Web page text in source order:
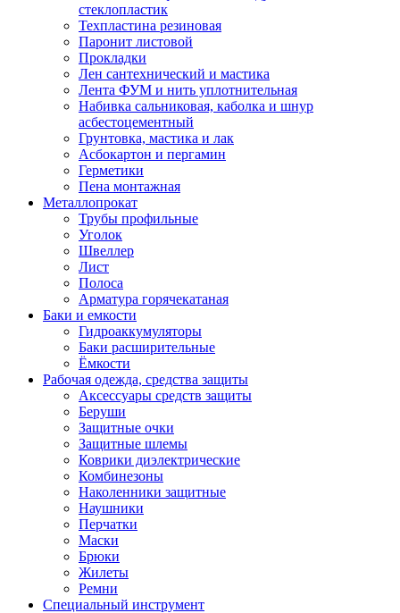
стеклопластик
Техпластина резиновая
Паронит листовой
Прокладки
Лен сантехнический и мастика
Лента ФУМ и нить уплотнительная
Набивка сальниковая, каболка и шнур
асбестоцементный
Грунтовка, мастика и лак
Асбокартон и пергамин
Герметики
Пена монтажная
Металлопрокат
Трубы профильные
Уголок
Швеллер
Лист
Полоса
Арматура горячекатаная
Баки и емкости
Гидроаккумуляторы
Баки расширительные
Ёмкости
Рабочая одежда, средства защиты
Аксессуары средств защиты
Беруши
Защитные очки
Защитные шлемы
Коврики диэлектрические
Комбинезоны
Наколенники защитные
Наушники
Перчатки
Маски
Брюки
Жилеты
Ремни
Специальный инструмент